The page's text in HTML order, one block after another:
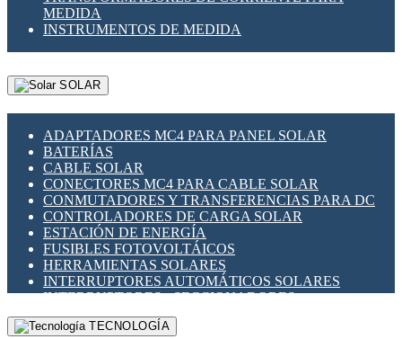
MEDIDA
INSTRUMENTOS DE MEDIDA
SOLAR
ADAPTADORES MC4 PARA PANEL SOLAR
BATERÍAS
CABLE SOLAR
CONECTORES MC4 PARA CABLE SOLAR
CONMUTADORES Y TRANSFERENCIAS PARA DC
CONTROLADORES DE CARGA SOLAR
ESTACIÓN DE ENERGÍA
FUSIBLES FOTOVOLTÁICOS
HERRAMIENTAS SOLARES
INTERRUPTORES AUTOMÁTICOS SOLARES
INTERRUPTORES - SECCIONADORES
FOTOVOLTÁICOS
MONTAJE PANEL SOLAR
TECNOLOGÍA